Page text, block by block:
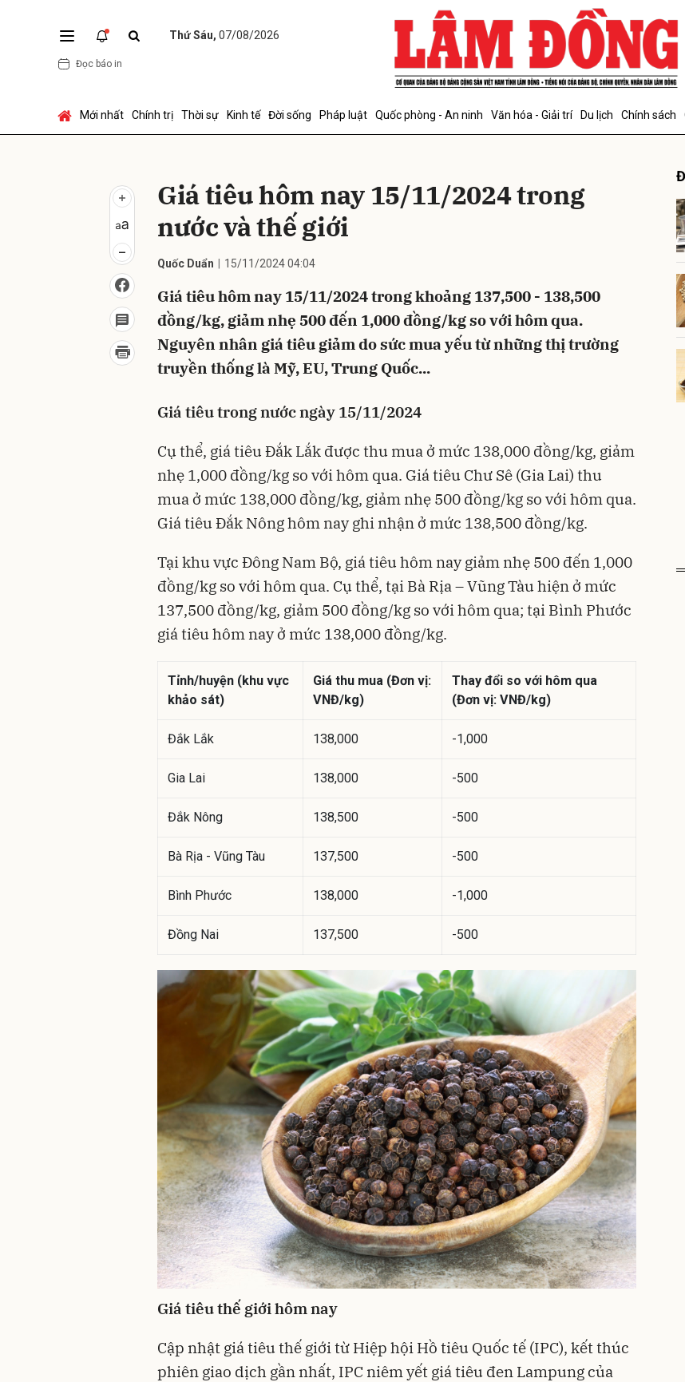
Thứ Sáu, 07/08/2026
Đọc báo in
Mới nhất Chính trị Thời sự Kinh tế Đời sống Pháp luật Quốc phòng - An ninh Văn hóa - Giải trí Du lịch Chính sách
Giá tiêu hôm nay 15/11/2024 trong
nước và thế giới
Quốc Duẩn 15/11/2024 04:04
Giá tiêu hôm nay 15/11/2024 trong khoảng 137,500 - 138,500
đồng/kg, giảm nhẹ 500 đến 1,000 đồng/kg so với hôm qua.
Nguyên nhân giá tiêu giảm do sức mua yếu từ những thị trường
truyền thống là Mỹ, EU, Trung Quốc...
Giá tiêu trong nước ngày 15/11/2024
Cụ thể, giá tiêu Đắk Lắk được thu mua ở mức 138,000 đồng/kg, giảm
nhẹ 1,000 đồng/kg so với hôm qua. Giá tiêu Chư Sê (Gia Lai) thu
mua ở mức 138,000 đồng/kg, giảm nhẹ 500 đồng/kg so với hôm qua.
Giá tiêu Đắk Nông hôm nay ghi nhận ở mức 138,500 đồng/kg.
Tại khu vực Đông Nam Bộ, giá tiêu hôm nay giảm nhẹ 500 đến 1,000
đồng/kg so với hôm qua. Cụ thể, tại Bà Rịa – Vũng Tàu hiện ở mức
137,500 đồng/kg, giảm 500 đồng/kg so với hôm qua; tại Bình Phước
giá tiêu hôm nay ở mức 138,000 đồng/kg.
Tỉnh/huyện (khu vực
khảo sát)
Giá thu mua (Đơn vị:
VNĐ/kg)
Thay đổi so với hôm qua
(Đơn vị: VNĐ/kg)
Đắk Lắk 138,000 -1,000
Gia Lai 138,000 -500
Đắk Nông 138,500 -500
Bà Rịa - Vũng Tàu 137,500 -500
Bình Phước 138,000 -1,000
Đồng Nai 137,500 -500
Giá tiêu thế giới hôm nay
Cập nhật giá tiêu thế giới từ Hiệp hội Hồ tiêu Quốc tế (IPC), kết thúc
phiên giao dịch gần nhất, IPC niêm yết giá tiêu đen Lampung của
Gửi bình luận